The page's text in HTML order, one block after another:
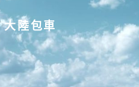
大陸包車